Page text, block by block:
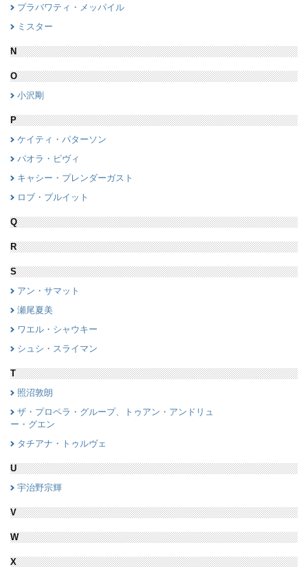
プラバワティ・メッパイル
ミスター
N
O
小沢剛
P
ケイティ・パターソン
パオラ・ピヴィ
キャシー・プレンダーガスト
ロブ・プルイット
Q
R
S
アン・サマット
瀬尾夏美
ワエル・シャウキー
シュシ・スライマン
T
照沼敦朗
ザ・プロペラ・グループ、トゥアン・アンドリュ
ー・グエン
タチアナ・トゥルヴェ
U
宇治野宗輝
V
W
X